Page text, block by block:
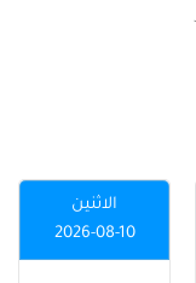
الاثنين
2026-08-10